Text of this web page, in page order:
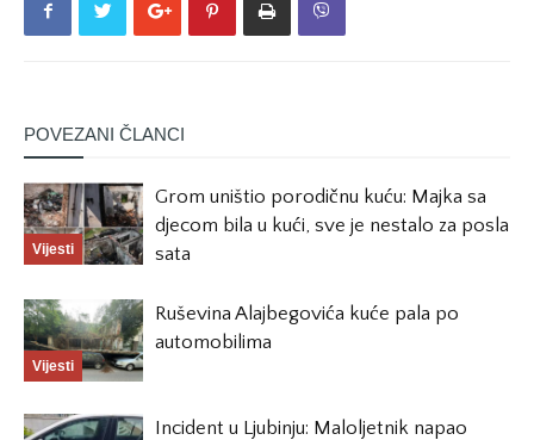
POVEZANI ČLANCI
Vijesti
Grom uništio porodičnu kuću: Majka sa
djecom bila u kući, sve je nestalo za posla
sata
Vijesti
Ruševina Alajbegovića kuće pala po
automobilima
Incident u Ljubinju: Maloljetnik napao